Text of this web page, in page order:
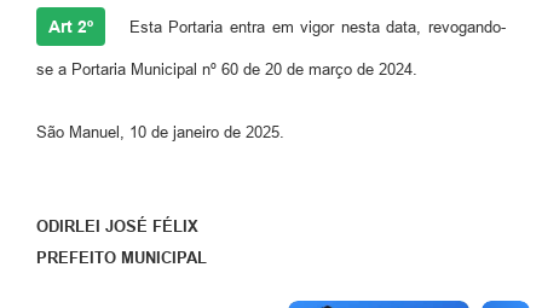
Art 2º Esta Portaria entra em vigor nesta data, revogando-
se a Portaria Municipal nº 60 de 20 de março de 2024.
São Manuel, 10 de janeiro de 2025.
ODIRLEI JOSÉ FÉLIX
PREFEITO MUNICIPAL